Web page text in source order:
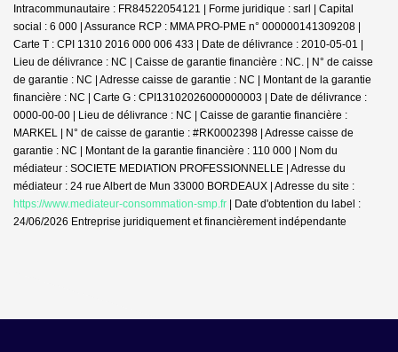
Intracommunautaire : FR84522054121 | Forme juridique : sarl | Capital
social : 6 000 | Assurance RCP : MMA PRO-PME n° 000000141309208 |
Carte T : CPI 1310 2016 000 006 433 | Date de délivrance : 2010-05-01 |
Lieu de délivrance : NC | Caisse de garantie financière : NC. | N° de caisse
de garantie : NC | Adresse caisse de garantie : NC | Montant de la garantie
financière : NC | Carte G : CPI13102026000000003 | Date de délivrance :
0000-00-00 | Lieu de délivrance : NC | Caisse de garantie financière :
MARKEL | N° de caisse de garantie : #RK0002398 | Adresse caisse de
garantie : NC | Montant de la garantie financière : 110 000 | Nom du
médiateur : SOCIETE MEDIATION PROFESSIONNELLE | Adresse du
médiateur : 24 rue Albert de Mun 33000 BORDEAUX | Adresse du site :
https://www.mediateur-consommation-smp.fr | Date d'obtention du label :
24/06/2026 Entreprise juridiquement et financièrement indépendante